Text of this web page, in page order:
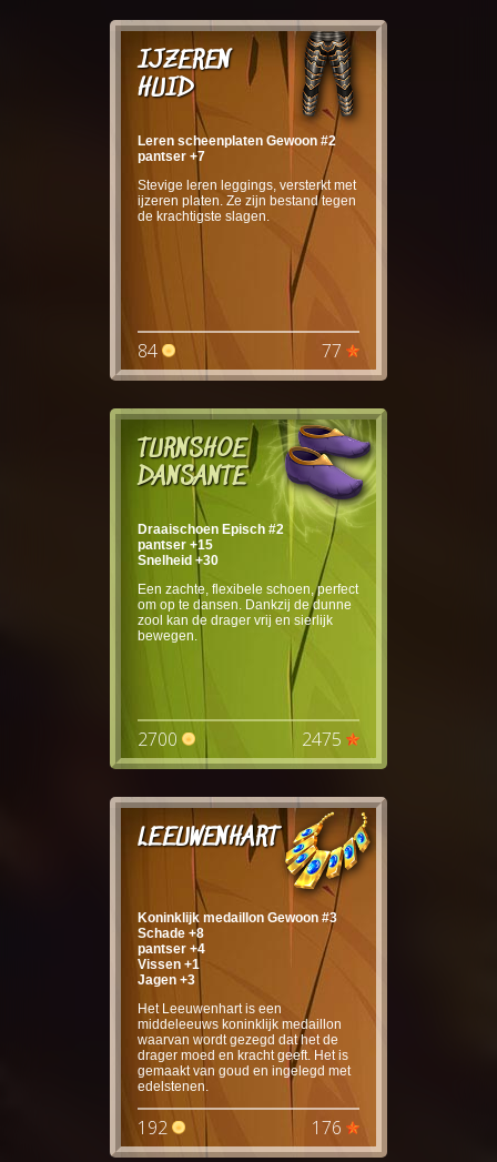
IJZEREN
HUID
Leren scheenplaten Gewoon #2
pantser +7
Stevige leren leggings, versterkt met
ijzeren platen. Ze zijn bestand tegen
de krachtigste slagen.
84 77
TURNSHOE
DANSANTE
Draaischoen Episch #2
pantser +15
Snelheid +30
Een zachte, flexibele schoen, perfect
om op te dansen. Dankzij de dunne
zool kan de drager vrij en sierlijk
bewegen.
2700 2475
LEEUWENHART
Koninklijk medaillon Gewoon #3
Schade +8
pantser +4
Vissen +1
Jagen +3
Het Leeuwenhart is een
middeleeuws koninklijk medaillon
waarvan wordt gezegd dat het de
drager moed en kracht geeft. Het is
gemaakt van goud en ingelegd met
edelstenen.
192 176